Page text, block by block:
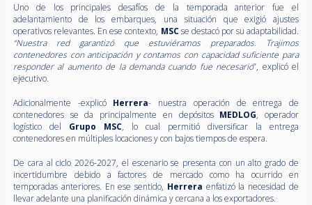
Uno de los principales desafíos de la temporada anterior fue el
adelantamiento de los embarques, una situación que exigió ajustes
operativos relevantes. En ese contexto, MSCse destacó por su adaptabilidad.
“Nuestra red garantizó que estuviéramos preparados. Trajimos
contenedores con anticipación y contamos con capacidad suficiente para
responder al aumento de la demanda cuando fue necesario”, explicó el
ejecutivo.
Adicionalmente -explicó Herrera- nuestra operación de entrega de
contenedores se da principalmente en depósitos MEDLOG, operador
logístico del Grupo MSC, lo cual permitió diversificar la entrega
contenedores en múltiples locaciones y con bajos tiempos de espera.
De cara al ciclo 2026-2027, el escenario se presenta con un alto grado de
incertidumbre debido a factores de mercado como ha ocurrido en
temporadas anteriores. En ese sentido, Herrera enfatizó la necesidad de
llevar adelante una planificación dinámica y cercana a los exportadores.